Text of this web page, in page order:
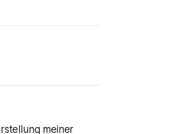
meiner